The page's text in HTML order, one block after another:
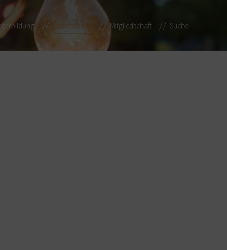
Coachsuche Mitgliedschaft Suche